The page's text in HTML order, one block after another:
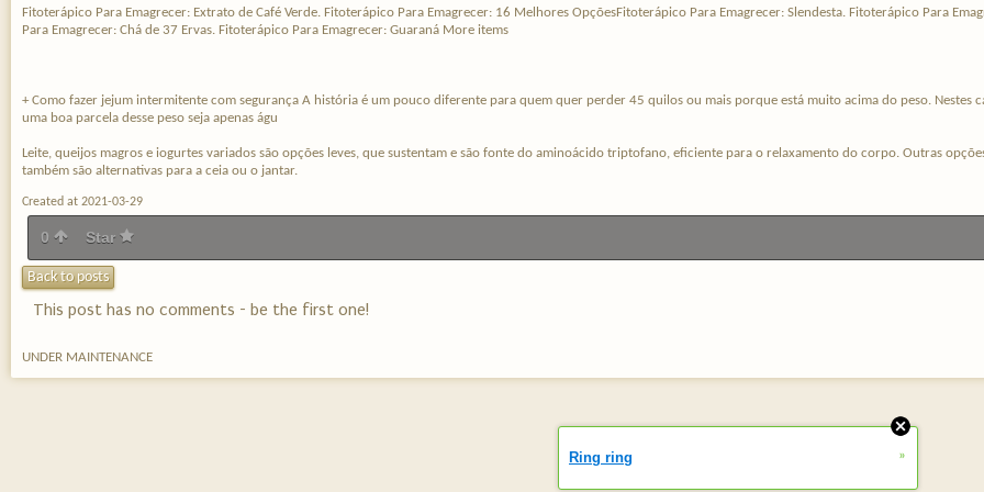
Fitoterápico Para Emagrecer: Extrato de Café Verde. Fitoterápico Para Emagrecer: 16 Melhores OpçõesFitoterápico Para Emagrecer: Slendesta. Fitoterápico Para
Para Emagrecer: Chá de 37 Ervas. Fitoterápico Para Emagrecer: Guaraná More items
+ Como fazer jejum intermitente com segurança A história é um pouco diferente para quem quer perder 45 quilos ou mais porque está muito acima do peso. Nestes
uma boa parcela desse peso seja apenas águ
Leite, queijos magros e iogurtes variados são opções leves, que sustentam e são fonte do aminoácido triptofano, eficiente para o relaxamento do corpo. Outras
também são alternativas para a ceia ou o jantar.
Created at 2021-03-29
0 Star
Back to posts
This post has no comments - be the first one!
UNDER MAINTENANCE
Ring ring »